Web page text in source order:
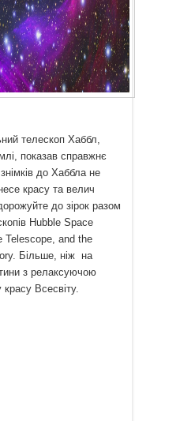
телескоп Хаббл,
показав справжнє
до Хаббла не
красу та велич
до зірок разом
Hubble Space
Telescope, and the
Більше, ніж на
з релаксуючою
Всесвіту.